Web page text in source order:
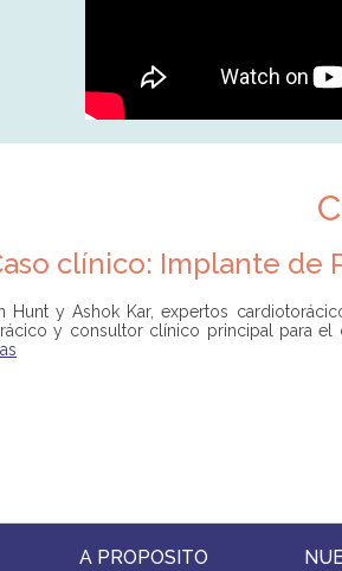
clínico: Implante de
Hunt y Ashok Kar, expertos
y consultor clínico principal para el
A PROPOSITO